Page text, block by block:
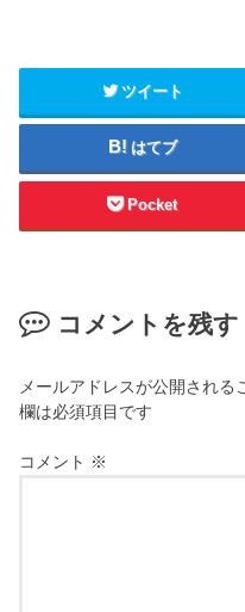
ツイート
はてブ
Pocket
コメントを残す
メールアドレスが公開される
欄は必須項目です
コメント ※